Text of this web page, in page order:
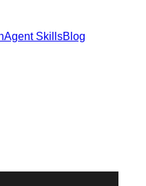
Agent SkillsBlog